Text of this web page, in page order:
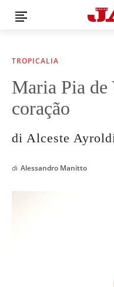
SE SEI GIÀ ABBONATO
TROPICALIA
Maria Pia
coração
di Alceste
di Alessandro Manitto